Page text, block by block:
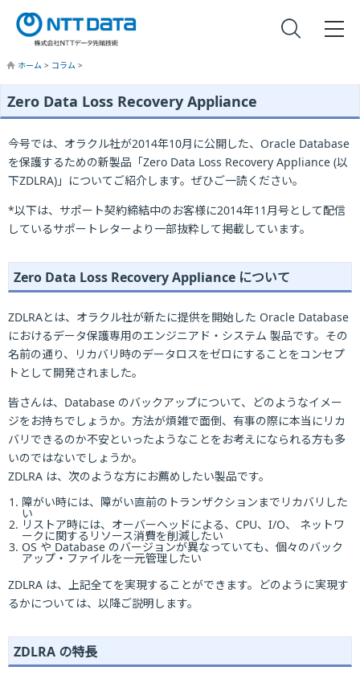
ホーム > コラム >
Zero Data Loss Recovery Appliance
今号では、オラクル社が2014年10月に公開した、Oracle Database
を保護するための新製品「Zero Data Loss Recovery Appliance (以
下ZDLRA)」についてご紹介します。ぜひご一読ください。
*以下は、サポート契約締結中のお客様に2014年11月号として配信
しているサポートレターより一部抜粋して掲載しています。
Zero Data Loss Recovery Appliance について
ZDLRAとは、オラクル社が新たに提供を開始した Oracle Database
におけるデータ保護専用のエンジニアド・システム 製品です。その
名前の通り、リカバリ時のデータロスをゼロにすることをコンセプ
トとして開発されました。
皆さんは、Database のバックアップについて、どのようなイメー
ジをお持ちでしょうか。方法が煩雑で面倒、有事の際に本当にリカ
バリできるのか不安といったようなことをお考えになられる方も多
いのではないでしょうか。
ZDLRA は、次のような方にお薦めしたい製品です。
障がい時には、障がい直前のトランザクションまでリカバリした
い
リストア時には、オーバーヘッドによる、CPU、I/O、 ネットワ
ークに関するリソース消費を削減したい
OS や Database のバージョンが異なっていても、個々のバック
アップ・ファイルを一元管理したい
ZDLRA は、上記全てを実現することができます。どのように実現す
るかについては、以降ご説明します。
ZDLRA の特長